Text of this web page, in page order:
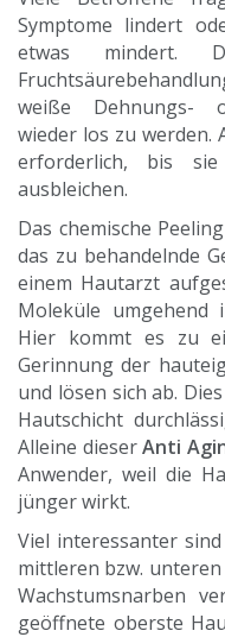
Symptome lindert
etwas mindert.
weiße Dehnungs-
wieder los zu werden.
erforderlich, bis sie
ausbleichen.
Das chemische
das zu behandelnde
einem Hautarzt
Moleküle umgehend
Hier kommt es zu
Gerinnung der
und lösen sich ab.
Hautschicht
Alleine dieserAnti
Anwender, weil die
jünger wirkt.
Viel interessanter
mittleren bzw.
Wachstumsnarben
geöffnete oberste